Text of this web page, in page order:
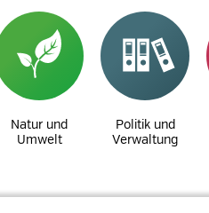
Natur und
Umwelt
Politik und
Verwaltung